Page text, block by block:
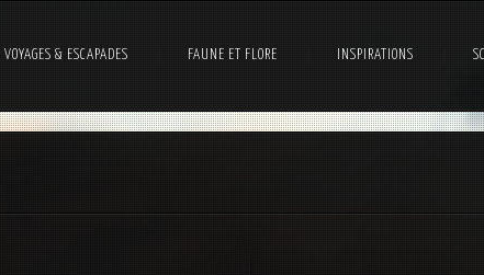
VOYAGES & ESCAPADES FAUNE ET FLORE INSPIRATIONS